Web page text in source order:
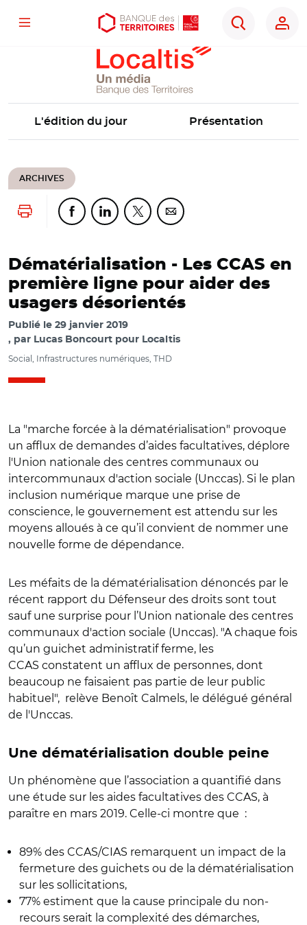
Aller
Aller
Ouvrir
d'accessibilité
Menu
Rechercher
Localtis
L'édition du jour Présentation
ARCHIVES
Lancer l'impressionPartager cette page sur Facebook
Partager cette page sur Linkedin
Partager cette page sur Twitter
Partager cette page sur
Dématérialisation - Les CCAS en
première ligne pour aider des
usagers désorientés
Publié le 29 janvier 2019
par Lucas Boncourt pour Localtis
Social, Infrastructures numériques, THD
La "marche forcée à la dématérialisation" provoque
un afflux de demandes d’aides facultatives, déplore
l'Union nationale des centres communaux ou
intercommunaux d'action sociale (Unccas). Si le plan
inclusion numérique marque une prise de
conscience, le gouvernement est attendu sur les
moyens alloués à ce qu’il convient de nommer une
nouvelle forme de dépendance.
Les méfaits de la dématérialisation dénoncés par le
récent rapport du Défenseur des droits sont tout
sauf une surprise pour l’Union nationale des centres
communaux d'action sociale (Unccas). "A chaque fois
qu’un guichet administratif ferme, les
CCAS constatent un afflux de personnes, dont
beaucoup ne faisaient pas partie de leur public
habituel", relève Benoît Calmels, le délégué général
de l'Unccas.
Une dématérialisation double peine
Un phénomène que l’association a quantifié dans
une étude sur les aides facultatives des CCAS, à
paraître en mars 2019. Celle-ci montre que :
89% des CCAS/CIAS remarquent un impact de la
fermeture des guichets ou de la dématérialisation
sur les sollicitations,
77% estiment que la cause principale du non-
recours serait la complexité des démarches,